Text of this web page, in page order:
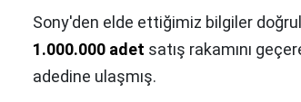
Sony'den elde ettiğimiz bilgiler
1.000.000 adet satış rakamını
adedine ulaşmış.